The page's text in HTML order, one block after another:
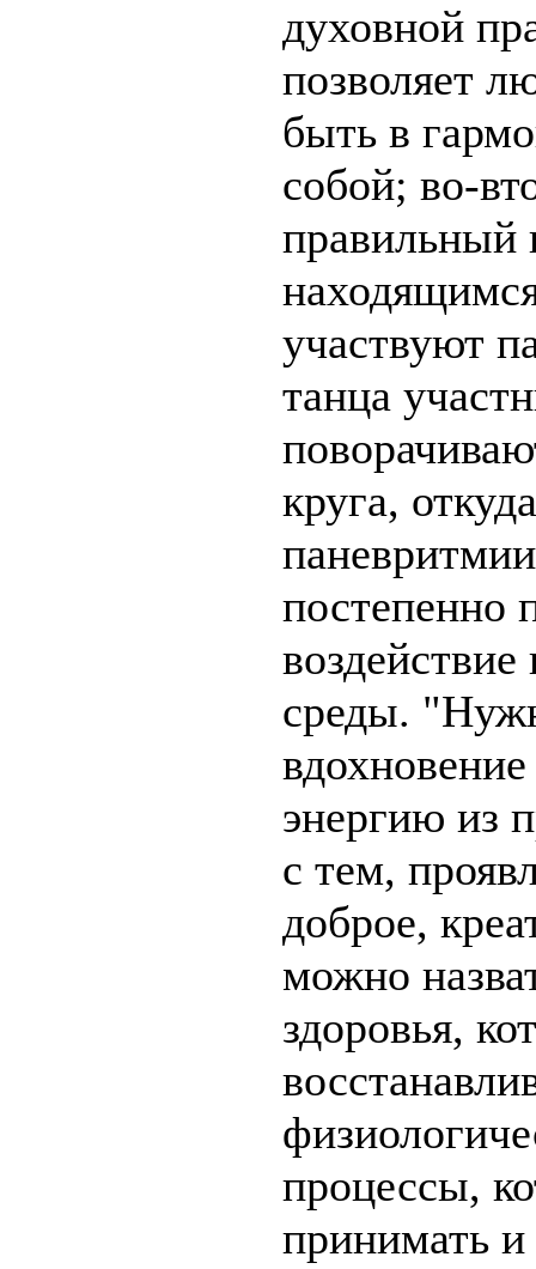
духовной
позволяет
быть в
собой; во-
правильный
участвуют
танца
круга,
постепенно
среды.
энергию из
с тем,
доброе,
можно
здоровья,
процессы,
принимать и